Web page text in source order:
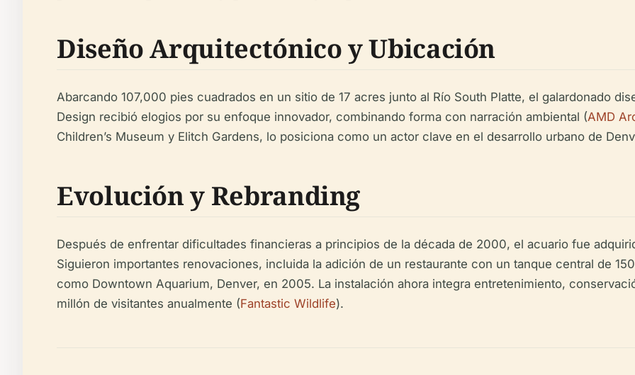
Diseño Arquitectónico y Ubicación
Abarcando 107,000 pies cuadrados en un sitio de 17 acres junto al Río South Platte, el galardonado
Design recibió elogios por su enfoque innovador, combinando forma con narración ambiental (AMD
Children’s Museum y Elitch Gardens, lo posiciona como un actor clave en el desarrollo urbano de
Evolución y Rebranding
Después de enfrentar dificultades financieras a principios de la década de 2000, el acuario fue
Siguieron importantes renovaciones, incluida la adición de un restaurante con un tanque central de
como Downtown Aquarium, Denver, en 2005. La instalación ahora integra entretenimiento,
millón de visitantes anualmente (Fantastic Wildlife).